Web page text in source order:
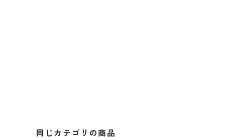
同じカテゴリの商品